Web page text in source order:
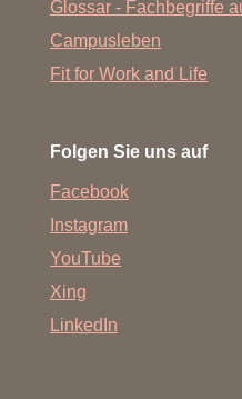
Glossar - Fachbegriffe
Campusleben
Fit for Work and Life
Folgen Sie uns auf
Facebook
Instagram
YouTube
Xing
LinkedIn